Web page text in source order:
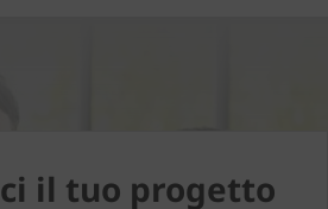
il tuo progetto